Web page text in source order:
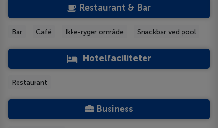
Restaurant & Bar
Bar Café Ikke-ryger område Snackbar ved pool
Hotelfaciliteter
Restaurant
Business